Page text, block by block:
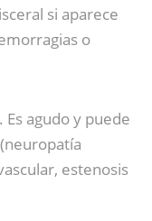
si aparece
o
agudo y puede
estenosis